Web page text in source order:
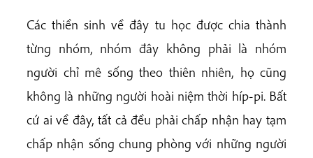
Các thiền sinh về đây tu học được chia thành
từng nhóm, nhóm đây không phải là nhóm
người chỉ mê sống theo thiên nhiên, họ cũng
không là những người hoài niệm thời híp-pi. Bất
cứ ai về đây, tất cả đều phải chấp nhận hay tạm
chấp nhận sống chung phòng với những người